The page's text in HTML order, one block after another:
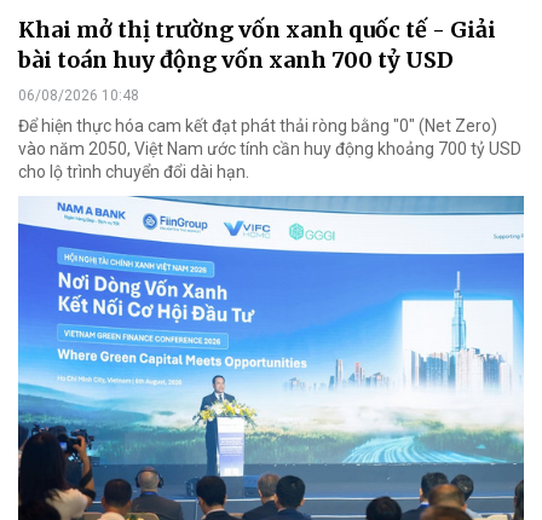
Khai mở thị trường vốn xanh quốc tế - Giải
bài toán huy động vốn xanh 700 tỷ USD
06/08/2026 10:48
Để hiện thực hóa cam kết đạt phát thải ròng bằng "0" (Net Zero)
vào năm 2050, Việt Nam ước tính cần huy động khoảng 700 tỷ USD
cho lộ trình chuyển đổi dài hạn.